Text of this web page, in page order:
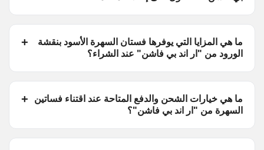
ما هي المزايا التي يوفرها فستان السهرة الأسود بنقشة
الورود من "ار اند بي فاشن" عند الشراء؟
ما هي خيارات الشحن والدفع المتاحة عند اقتناء فساتين
السهرة من "ار اند بي فاشن"؟